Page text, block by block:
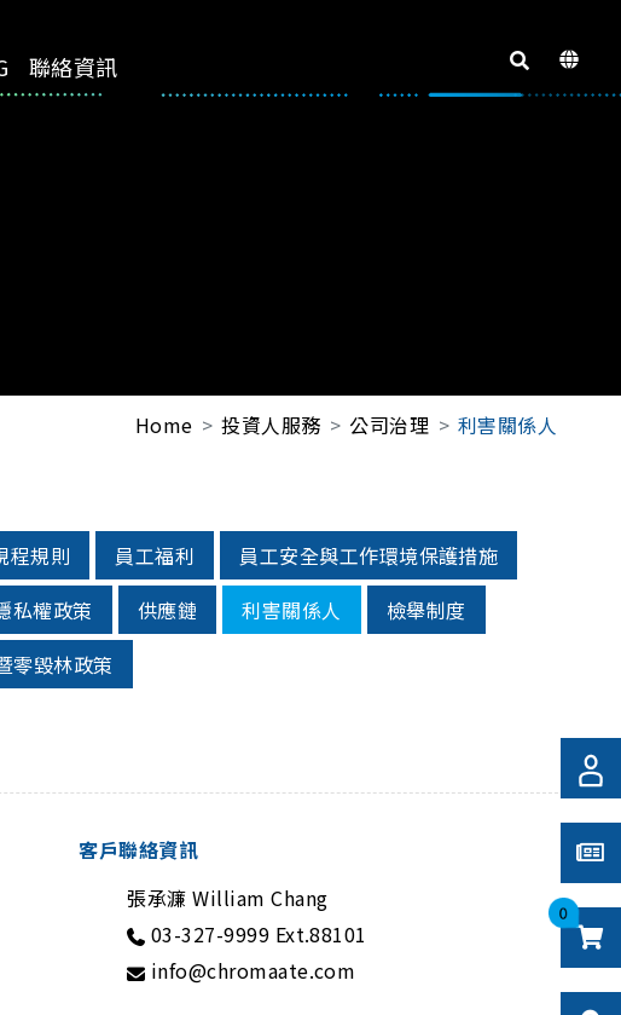
聯絡資訊
0
Home 投資人服務 公司治理 利害關係人
程規則 員工福利
員工安全與工作環境保護措施
私權政策 供應鏈 利害關係人
檢舉制度
零毀林政策
客戶聯絡資訊
張承濂 William Chang
03-327-9999 Ext.88101
info@chromaate.com